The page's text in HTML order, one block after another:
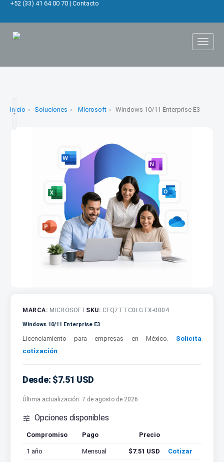
+52 (33) 41 64 00 70 | Contacto
Inicio Soluciones Microsoft Windows 10/11 Enterprise E3
MARCA: MICROSOFTSKU: CFQ7TTC0LGTX-0004
Windows 10/11 Enterprise E3
Licenciamiento para empresas en México. Solicita
cotización
Desde: $7.51 USD
Última actualización: 7 de agosto de 2026
 Opciones disponibles
Compromiso Pago Precio
1 año
Mensual $7.51 USD Cotizar